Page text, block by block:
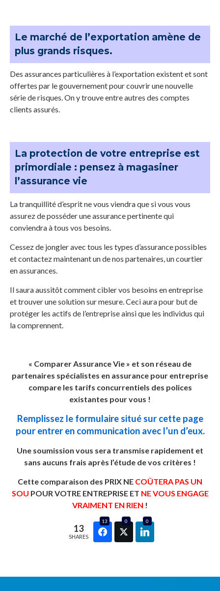
Le marché de l’exportation amène de
plus grands risques.
Des assurances particulières à l’exportation existent et sont
offertes par le gouvernement pour couvrir une nouvelle
série de risques. On y trouve entre autres des comptes
clients assurés.
La protection de votre entreprise est
primordiale : pensez à magasiner
l’assurance vie
La tranquillité d’esprit ne vous viendra que si vous vous
assurez de posséder une assurance pertinente qui
conviendra à tous vos besoins.
Cessez de jongler avec tous les types d’assurance possibles
et contactez maintenant un de nos partenaires, un courtier
en assurances.
Il saura aussitôt comment cibler vos besoins en entreprise
et trouver une solution sur mesure. Ceci aura pour but de
protéger les actifs de l’entreprise ainsi que les individus qui
la comprennent.
« Comparer Assurance Vie » et son réseau de
partenaires spécialistes en assurance pour entreprise
compare les tarifs concurrentiels des polices
existantes pour vous !
Remplissez le formulaire situé sur cette page
pour entrer en communication avec l’un d’eux.
Une soumission vous sera transmise rapidement et
sans aucuns frais après l’étude de vos critères !
Cette comparaison des PRIX NE COÛTERA PAS UN
SOU POUR VOTRE ENTREPRISE ET NE VOUS ENGAGE
VRAIMENT EN RIEN !
13
SHARES
13 0 0